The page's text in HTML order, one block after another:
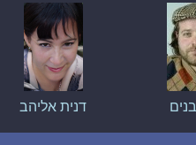
דנית אליהב